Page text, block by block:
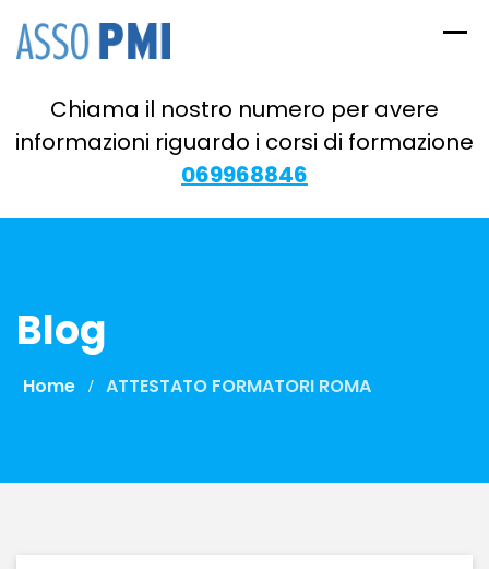
Chiama il nostro numero per avere
informazioni riguardo i corsi di formazione
069968846
Blog
Home ATTESTATO FORMATORI ROMA